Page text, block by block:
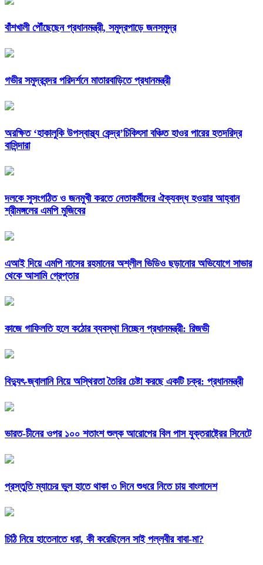
বাঁশখালী পৌঁছেছেন প্রধানমন্ত্রী, সমুদ্রপাড়ে জনসমুদ্র
গভীর সমুদ্রবন্দর পরিদর্শনে মাতারবাড়িতে প্রধানমন্ত্রী
অরক্ষিত ‘হাকালুকি উপস্বাস্থ্য কেন্দ্র’চিকিৎসা বঞ্চিত হাওর পারের হতদরিদ্র
বাসিন্দারা
দলকে সুসংগঠিত ও জনমুখী করতে নেতাকর্মীদের ঐক্যবদ্ধ হওয়ার আহ্বান
শ্রীমঙ্গলের এমপি মুজিবের
এআই দিয়ে এমপি নাসের রহমানের অশ্লীল ভিডিও ছড়ানোর অভিযোগে সাভার
থেকে আসামি গ্রেপ্তার
কাজে গাফিলতি হলে কঠোর ব্যবস্থা নিচ্ছেন প্রধানমন্ত্রী: রিজভী
বিদ্যুৎ-জ্বালানি নিয়ে অস্থিরতা তৈরির চেষ্টা করছে একটি চক্র: প্রধানমন্ত্রী
ভারত-চীনের ওপর ১০০ শতাংশ শুল্ক আরোপের বিল পাস যুক্তরাষ্ট্রের সিনেটে
প্রস্তুতি ম্যাচের ভুল হাতে থাকা ৩ দিনে শুধরে নিতে চায় বাংলাদেশ
চিঠি নিয়ে হাতেনাতে ধরা, কী করেছিলেন সাই পল্লবীর বাবা-মা?